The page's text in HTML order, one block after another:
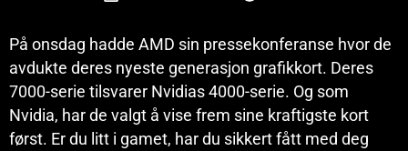
På onsdag hadde AMD sin pressekonferanse hvor de
avdukte deres nyeste generasjon grafikkort. Deres
7000-serie tilsvarer Nvidias 4000-serie. Og som
Nvidia, har de valgt å vise frem sine kraftigste kort
først. Er du litt i gamet, har du sikkert fått med deg